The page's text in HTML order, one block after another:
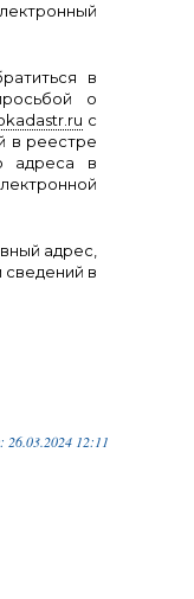
в
о
c
в реестре
адреса в
адрес,
в
26.03.2024 12:11